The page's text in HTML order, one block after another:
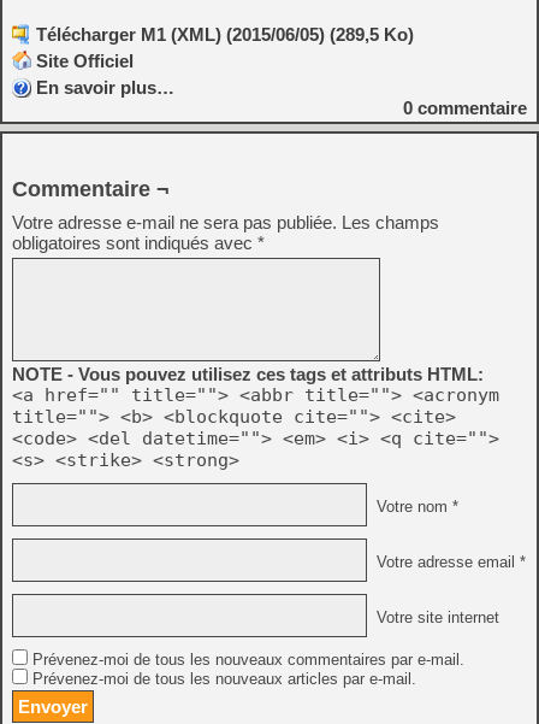
Télécharger M1 (XML) (2015/06/05) (289,5 Ko)
Site Officiel
En savoir plus…
0 commentaire
Commentaire ¬
Votre adresse e-mail ne sera pas publiée. Les champs
obligatoires sont indiqués avec *
NOTE - Vous pouvez utilisez ces tags et attributs HTML:
<a href="" title=""> <abbr title=""> <acronym
title=""> <b> <blockquote cite=""> <cite>
<code> <del datetime=""> <em> <i> <q cite="">
<s> <strike> <strong>
Votre nom *
Votre adresse email *
Votre site internet
Prévenez-moi de tous les nouveaux commentaires par e-mail.
Prévenez-moi de tous les nouveaux articles par e-mail.